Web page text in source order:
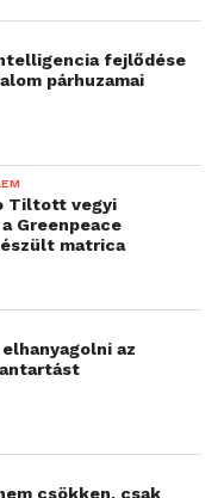
fejlődése
párhuzamai
Tiltott vegyi
Greenpeace
matrica
az
csökken, csak